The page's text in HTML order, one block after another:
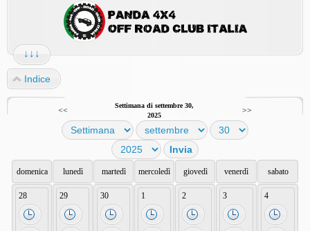
↓↓↓
Indice
<<
Settimana di settembre 30,
2025
>>
domenica lunedì martedì mercoledì giovedì venerdì sabato
28 29 30 1 2 3 4